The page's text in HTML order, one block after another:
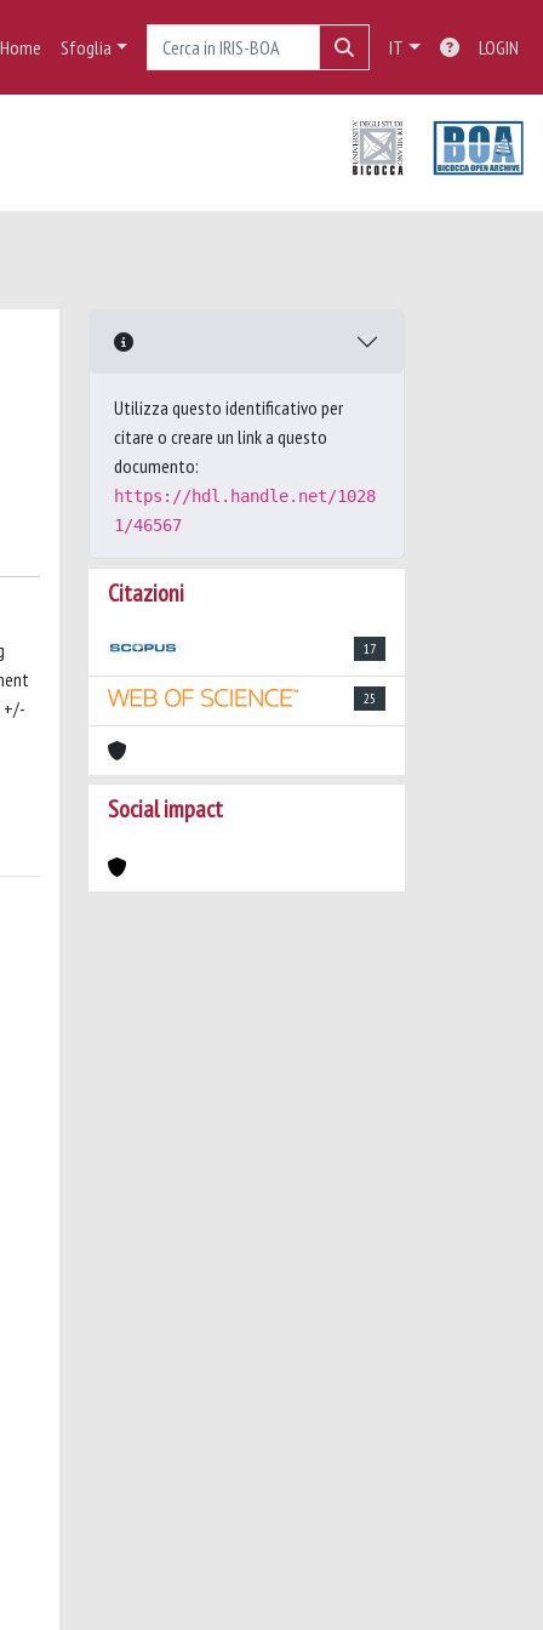
Home Sfoglia IT LOGIN
+/-
Utilizza questo identificativo per
citare o creare un link a questo
documento:
https://hdl.handle.net/1028
1/46567
Citazioni
17
25
Social impact